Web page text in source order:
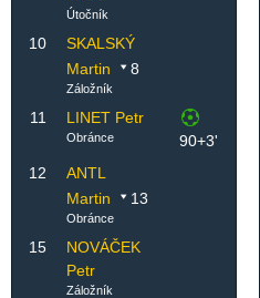
Útočník
10
SKALSKÝ
Martin
8
Záložník
11 LINET Petr
Obránce
90+3'
12
ANTL
Martin
13
Obránce
15
NOVÁČEK
Petr
Záložník